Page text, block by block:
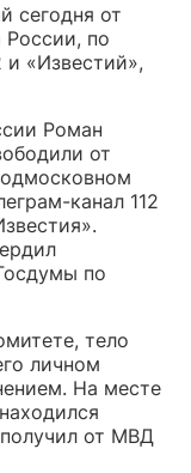
сегодня от
по
и «Известий»,
Роман
от
канал 112
по
тело
личном
На месте
от МВД